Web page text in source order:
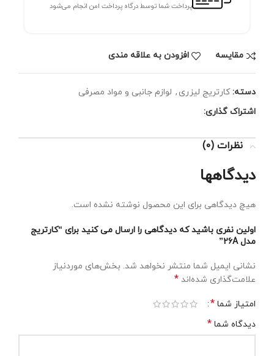
پرداخت شما توسط درگاه پرداخت امن انجام می‌شود
مقايسه افزودن به علاقه مندی
دسته: کارتریج لیزری , لوازم جانبی و مواد مصرفی
اشتراک گذاری:
نظرات (0)
دیدگاهها
هیچ دیدگاهی برای این محصول نوشته نشده است.
اولین نفری باشید که دیدگاهی را ارسال می کنید برای “کارتریج
مدل 26A”
نشانی ایمیل شما منتشر نخواهد شد. بخش‌های موردنیاز
علامت‌گذاری شده‌اند *
امتیاز شما *
دیدگاه شما *